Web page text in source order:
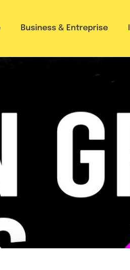
Business & Entreprise